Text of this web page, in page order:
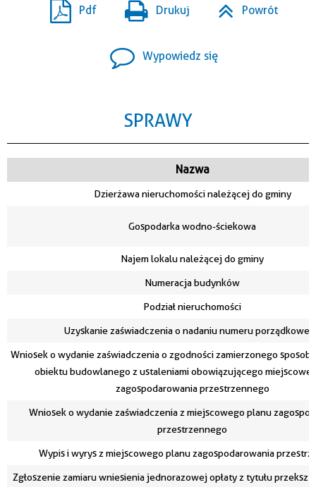
Pdf Drukuj Powrót
Wypowiedz się
SPRAWY
Nazwa
Dzierżawa nieruchomości należącej do gminy
Gospodarka wodno-ściekowa
Najem lokalu należącej do gminy
Numeracja budynków
Podział nieruchomości
Uzyskanie zaświadczenia o nadaniu numeru
Wniosek o wydanie zaświadczenia o zgodności zamierzonego
obiektu budowlanego z ustaleniami obowiązującego
zagospodarowania przestrzennego
Wniosek o wydanie zaświadczenia z miejscowego planu
przestrzennego
Wypis i wyrys z miejscowego planu zagospodarowania
Zgłoszenie zamiaru wniesienia jednorazowej opłaty z tytułu